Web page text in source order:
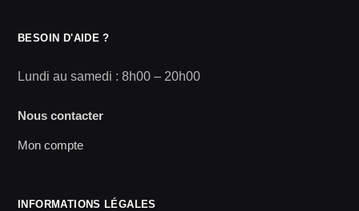
BESOIN D'AIDE ?
Lundi au samedi : 8h00 – 20h00
Nous contacter
Mon compte
INFORMATIONS LÉGALES